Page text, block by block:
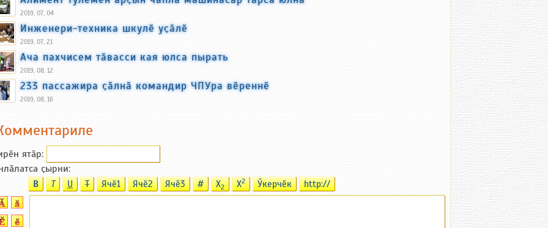
2019, 07, 04
Инженери-техника шкулӗ уҫӑлӗ
2019, 07, 21
Ача пахчисем тӑвасси кая юлса пырать
2019, 08, 12
233 пассажира ҫӑлнӑ командир ЧПУра вӗреннӗ
2019, 08, 16
ятӑp:
ҫырни:
B T U T Ячӗ1 Ячӗ2 Ячӗ3 # X2 X2 Ӳкерчӗк http://